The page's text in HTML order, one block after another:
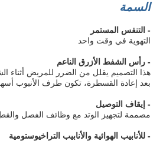
السمة
- التنفس المستمر
التهوية في وقت واحد
- رأس الشفط الأزرق الناعم
هذا التصميم يقلل من الضرر للمريض أثناء
بعد إعادة القسطرة، تكون طرف الأنبوب
- إيقاف التوصيل
مصممة لتجهيز الوتد مع وظائف الفصل والقطع
- للأنابيب الهوائية والأنابيب التراخيوستومية